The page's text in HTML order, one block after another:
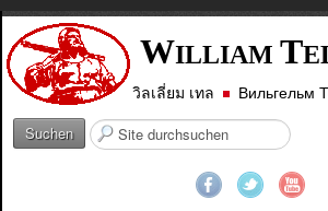
WILLIAM T
วิลเลี่ยม เทล Вильгельм
Suchen
S